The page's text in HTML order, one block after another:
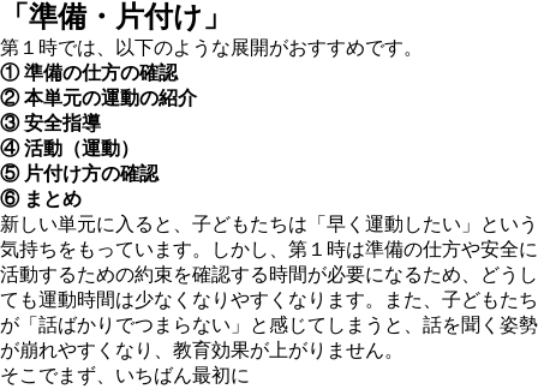
「準備・片付け」
第１時では、以下のような展開がおすすめです。
① 準備の仕方の確認
② 本単元の運動の紹介
③ 安全指導
④ 活動（運動）
⑤ 片付け方の確認
⑥ まとめ
新しい単元に入ると、子どもたちは「早く運動したい」という
気持ちをもっています。しかし、第１時は準備の仕方や安全に
活動するための約束を確認する時間が必要になるため、どうし
ても運動時間は少なくなりやすくなります。また、子どもたち
が「話ばかりでつまらない」と感じてしまうと、話を聞く姿勢
が崩れやすくなり、教育効果が上がりません。
そこでまず、いちばん最初に